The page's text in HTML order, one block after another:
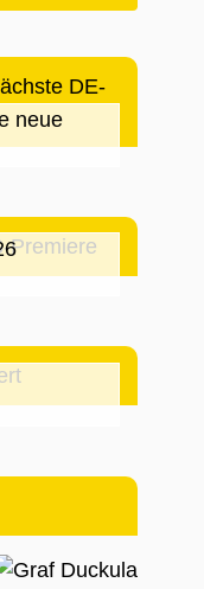
DE-
neue
Premiere